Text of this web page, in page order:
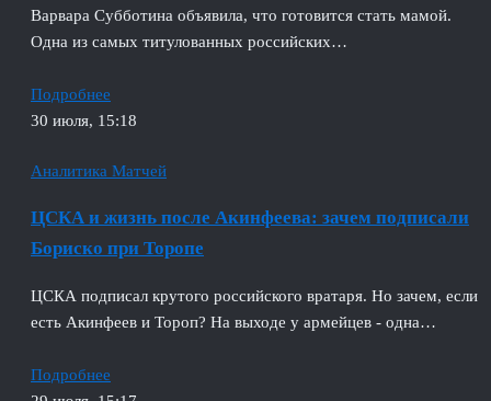
Варвара Субботина объявила, что готовится стать мамой.
Одна из самых титулованных российских…
Подробнее
30 июля, 15:18
Аналитика Матчей
ЦСКА и жизнь после Акинфеева: зачем подписали
Бориско при Торопе
ЦСКА подписал крутого российского вратаря. Но зачем, если
есть Акинфеев и Тороп? На выходе у армейцев - одна…
Подробнее